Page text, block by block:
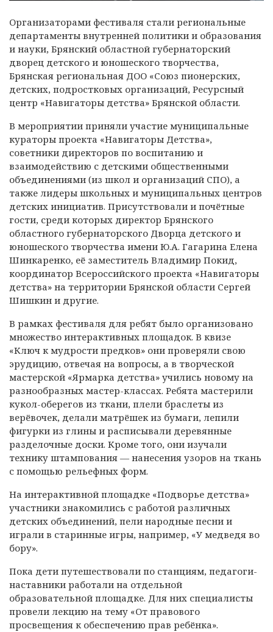
Организаторами фестиваля стали региональные
департаменты внутренней политики и образования
и науки, Брянский областной губернаторский
дворец детского и юношеского творчества,
Брянская региональная ДОО «Союз пионерских,
детских, подростковых организаций, Ресурсный
центр «Навигаторы детства» Брянской области.
В мероприятии приняли участие муниципальные
кураторы проекта «Навигаторы Детства»,
советники директоров по воспитанию и
взаимодействию с детскими общественными
объединениями (из школ и организаций СПО), а
также лидеры школьных и муниципальных центров
детских инициатив. Присутствовали и почётные
гости, среди которых директор Брянского
областного губернаторского Дворца детского и
юношеского творчества имени Ю.А. Гагарина Елена
Шинкаренко, её заместитель Владимир Покид,
координатор Всероссийского проекта «Навигаторы
детства» на территории Брянской области Сергей
Шишкин и другие.
В рамках фестиваля для ребят было организовано
множество интерактивных площадок. В квизе
«Ключ к мудрости предков» они проверяли свою
эрудицию, отвечая на вопросы, а в творческой
мастерской «Ярмарка детства» учились новому на
разнообразных мастер-классах. Ребята мастерили
кукол-оберегов из ткани, плели браслеты из
верёвочек, делали матрёшек из бумаги, лепили
фигурки из глины и расписывали деревянные
разделочные доски. Кроме того, они изучали
технику штампования — нанесения узоров на ткань
с помощью рельефных форм.
На интерактивной площадке «Подворье детства»
участники знакомились с работой различных
детских объединений, пели народные песни и
играли в старинные игры, например, «У медведя во
бору».
Пока дети путешествовали по станциям, педагоги-
наставники работали на отдельной
образовательной площадке. Для них специалисты
провели лекцию на тему «От правового
просвещения к обеспечению прав ребёнка».